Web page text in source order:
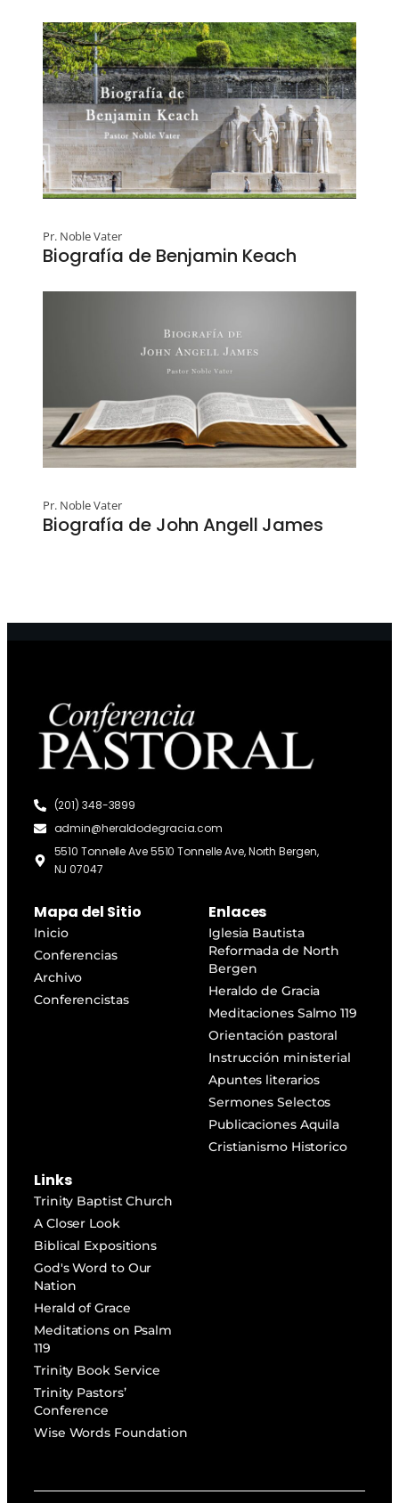
Pr. Noble Vater
Biografía de Benjamin Keach
Pr. Noble Vater
Biografía de John Angell James
(201) 348-3899
admin@heraldodegracia.com
5510 Tonnelle Ave 5510 Tonnelle Ave, North Bergen,
NJ 07047
Mapa del Sitio
Inicio
Conferencias
Archivo
Conferencistas
Enlaces
Iglesia Bautista
Reformada de North
Bergen
Heraldo de Gracia
Meditaciones Salmo 119
Orientación pastoral
Instrucción ministerial
Apuntes literarios
Sermones Selectos
Publicaciones Aquila
Cristianismo Historico
Links
Trinity Baptist Church
A Closer Look
Biblical Expositions
God's Word to Our
Nation
Herald of Grace
Meditations on Psalm
119
Trinity Book Service
Trinity Pastors’
Conference
Wise Words Foundation